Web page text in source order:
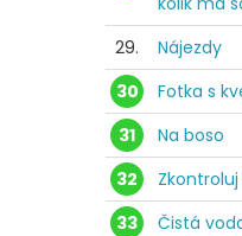
29.
Nájezdy
30
Fotka s
31
Na boso
32
33
Čistá